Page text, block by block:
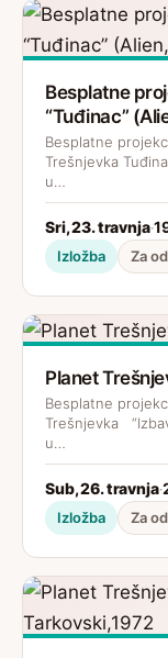
Besplatne
“Tuđinac”
Besplatne
Trešnjevka
u…
Sri, 23. travnja·
Izložba Za
Planet
Besplatne
Trešnjevka
u…
Sub, 26. travnja·
Izložba Za